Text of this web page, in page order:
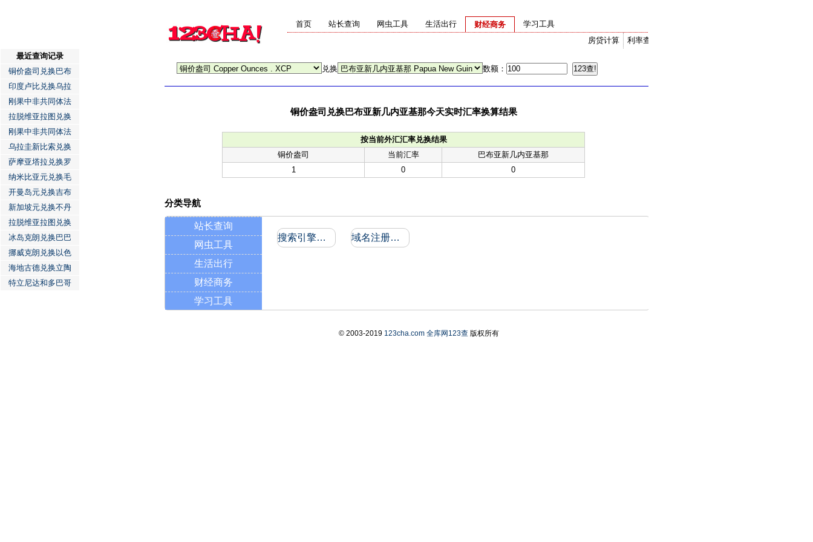
首页 站长查询 网虫工具 生活出行
财经商务
利率查询
房贷计算
学习工具
兑换 数额：
铜价盎司兑换巴布亚新几内亚基那今天实时汇率换算结果
按当前外汇汇率兑换结果
铜价盎司
当前汇率
巴布亚新几内亚基那
1
0 0
最近查询记录
铜价盎司兑换巴布
印度卢比兑换乌拉
刚果中非共同体法
拉脱维亚拉图兑换
刚果中非共同体法
乌拉圭新比索兑换
萨摩亚塔拉兑换罗
纳米比亚元兑换毛
开曼岛元兑换吉布
新加坡元兑换不丹
拉脱维亚拉图兑换
冰岛克朗兑换巴巴
挪威克朗兑换以色
海地古德兑换立陶
特立尼达和多巴哥
分类导航
站长查询
网虫工具
生活出行
财经商务
学习工具
搜索引擎收录和反向链接 域名注册信息
© 2003-2019 123cha.com 全库网123查版权所有